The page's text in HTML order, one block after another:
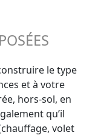
le type
et à votre
hors-sol, en
qu’il
volet